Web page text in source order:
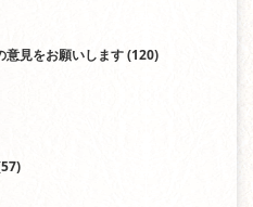
意見をお願いします(120)